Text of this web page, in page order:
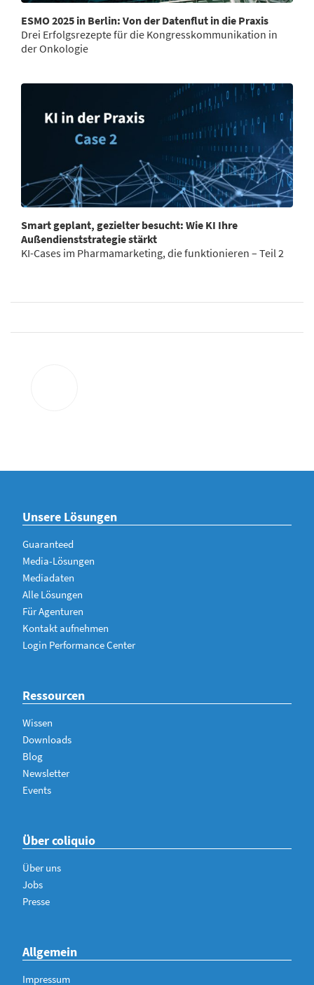
ESMO 2025 in Berlin: Von der Datenflut in die Praxis
Drei Erfolgsrezepte für die Kongresskommunikation in
der Onkologie
Smart geplant, gezielter besucht: Wie KI Ihre
Außendienststrategie stärkt
KI-Cases im Pharmamarketing, die funktionieren – Teil 2
Unsere Lösungen
Guaranteed
Media-Lösungen
Mediadaten
Alle Lösungen
Für Agenturen
Kontakt aufnehmen
Login Performance Center
Ressourcen
Wissen
Downloads
Blog
Newsletter
Events
Über coliquio
Über uns
Jobs
Presse
Allgemein
Impressum